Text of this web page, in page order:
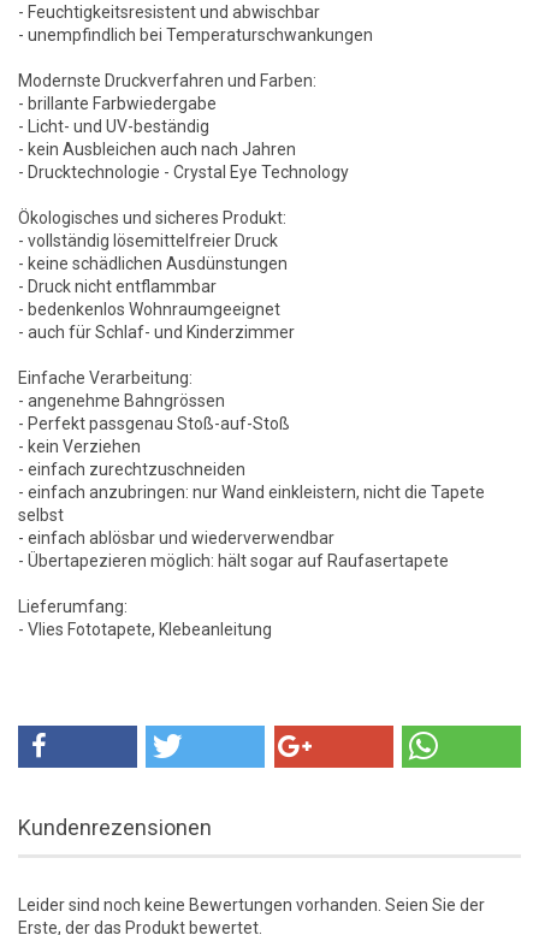
- Feuchtigkeitsresistent und abwischbar
- unempfindlich bei Temperaturschwankungen
Modernste Druckverfahren und Farben:
- brillante Farbwiedergabe
- Licht- und UV-beständig
- kein Ausbleichen auch nach Jahren
- Drucktechnologie - Crystal Eye Technology
Ökologisches und sicheres Produkt:
- vollständig lösemittelfreier Druck
- keine schädlichen Ausdünstungen
- Druck nicht entflammbar
- bedenkenlos Wohnraumgeeignet
- auch für Schlaf- und Kinderzimmer
Einfache Verarbeitung:
- angenehme Bahngrössen
- Perfekt passgenau Stoß-auf-Stoß
- kein Verziehen
- einfach zurechtzuschneiden
- einfach anzubringen: nur Wand einkleistern, nicht die Tapete
selbst
- einfach ablösbar und wiederverwendbar
- Übertapezieren möglich: hält sogar auf Raufasertapete
Lieferumfang:
- Vlies Fototapete, Klebeanleitung
Kundenrezensionen
Leider sind noch keine Bewertungen vorhanden. Seien Sie der
Erste, der das Produkt bewertet.